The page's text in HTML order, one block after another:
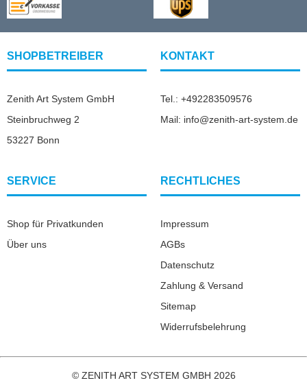
SHOPBETREIBER
Zenith Art System GmbH
Steinbruchweg 2
53227 Bonn
KONTAKT
Tel.: +492283509576
Mail: info@zenith-art-system.de
SERVICE
Shop für Privatkunden
Über uns
RECHTLICHES
Impressum
AGBs
Datenschutz
Zahlung & Versand
Sitemap
Widerrufsbelehrung
© ZENITH ART SYSTEM GMBH 2026